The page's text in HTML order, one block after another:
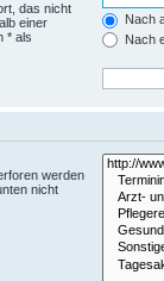
das nicht
einer
* als
Nach
Nach
werden
nicht